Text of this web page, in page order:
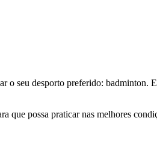
o seu desporto preferido:
que possa praticar nas melhores